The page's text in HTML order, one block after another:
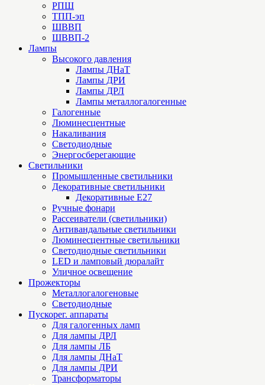
РПШ
ТПП-эп
ШВВП
ШВВП-2
Лампы
Высокого давления
Лампы ДНаТ
Лампы ДРИ
Лампы ДРЛ
Лампы металлогалогенные
Галогенные
Люминесцентные
Накаливания
Светодиодные
Энергосберегающие
Светильники
Промышленные светильники
Декоративные светильники
Декоративные Е27
Ручные фонари
Рассеиватели (светильники)
Антивандальные светильники
Люминесцентные светильники
Cветодиодные светильники
LED и ламповый дюралайт
Уличное освещение
Прожекторы
Металлогалогеновые
Светодиодные
Пускорег. аппараты
Для галогенных ламп
Для лампы ДРЛ
Для лампы ЛБ
Для лампы ДНаТ
Для лампы ДРИ
Трансформаторы